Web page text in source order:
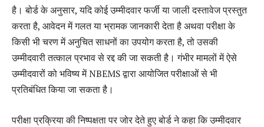
है। बोर्ड के अनुसार, यदि कोई उम्मीदवार फर्जी या जाली दस्तावेज प्रस्तुत
करता है, आवेदन में गलत या भ्रामक जानकारी देता है अथवा परीक्षा के
किसी भी चरण में अनुचित साधनों का उपयोग करता है, तो उसकी
उम्मीदवारी तत्काल प्रभाव से रद्द की जा सकती है। गंभीर मामलों में ऐसे
उम्मीदवारों को भविष्य में NBEMS द्वारा आयोजित परीक्षाओं से भी
प्रतिबंधित किया जा सकता है।
परीक्षा प्रक्रिया की निष्पक्षता पर जोर देते हुए बोर्ड ने कहा कि उम्मीदवार